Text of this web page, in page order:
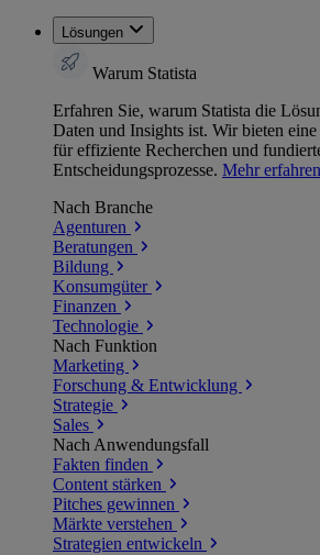
Lösungen
Warum Statista
Erfahren Sie, warum Statista die
Daten und Insights ist. Wir bieten
für effiziente Recherchen und
Entscheidungsprozesse. Mehr erfahren
Nach Branche
Agenturen
Beratungen
Bildung
Konsumgüter
Finanzen
Technologie
Nach Funktion
Marketing
Forschung & Entwicklung
Strategie
Sales
Nach Anwendungsfall
Fakten finden
Content stärken
Pitches gewinnen
Märkte verstehen
Strategien entwickeln